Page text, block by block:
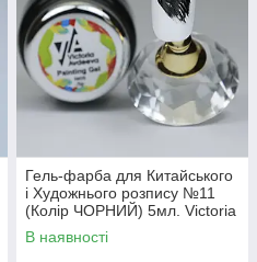
Гель-фарба для Китайського
і Художнього розпису №11
(Колір ЧОРНИЙ) 5мл. Victoria
Avdeeva
В наявності